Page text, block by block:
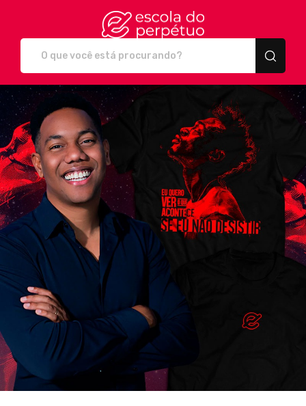
Escola do Perpétuo -